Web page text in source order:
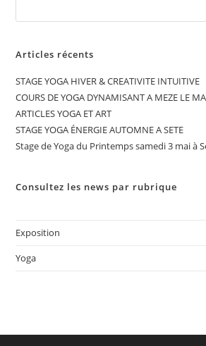
Articles récents
STAGE YOGA HIVER & CREATIVITE INTUITIVE
COURS DE YOGA DYNAMISANT A MEZE LE
ARTICLES YOGA ET ART
STAGE YOGA ÉNERGIE AUTOMNE A SETE
Stage de Yoga du Printemps samedi 3 mai à
Consultez les news par rubrique
Exposition
Yoga